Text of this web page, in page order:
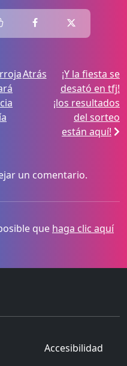
Atrás
¡Y la fiesta se
desató en tfj!
¡los resultados
del sorteo
están aquí!
un comentario.
que haga clic aquí
Accesibilidad